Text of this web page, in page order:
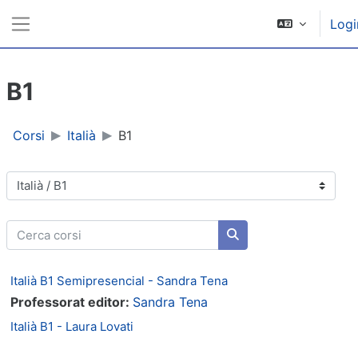
B1
Corsi Italià B1
Categorie di corso
Cerca corsi
Cerca corsi
Italià B1 Semipresencial - Sandra Tena
Professorat editor: Sandra Tena
Italià B1 - Laura Lovati